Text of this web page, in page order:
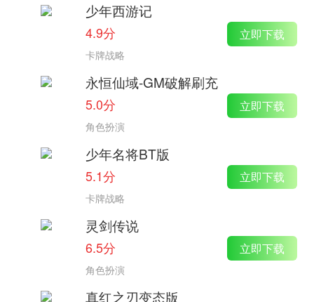
少年西游记
4.9分
卡牌战略
立即下载
永恒仙域-GM破解刷充
5.0分
角色扮演
立即下载
少年名将BT版
5.1分
卡牌战略
立即下载
灵剑传说
6.5分
角色扮演
立即下载
真红之刃变态版